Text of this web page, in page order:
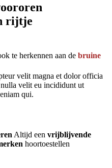
rijtje
te herkennen aan de bruine
velit magna et dolor officia
velit eu incididunt ut
qui.
Altijd een vrijblijvende
hoortoestellen